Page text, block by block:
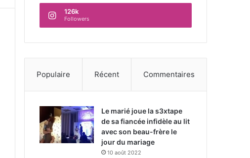
126k
Followers
Populaire Récent Commentaires
Le marié joue la s3xtape
de sa fiancée infidèle au lit
avec son beau-frère le
jour du mariage
10 août 2022